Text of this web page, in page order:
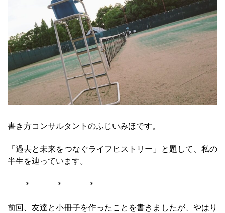
書き方コンサルタントのふじいみほです。
「過去と未来をつなぐライフヒストリー」と題して、私の
半生を辿っています。
＊ ＊ ＊
前回、友達と小冊子を作ったことを書きましたが、やはり